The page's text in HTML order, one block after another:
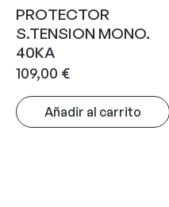
PROTECTOR
S.TENSION MONO.
40KA
109,00 €
Añadir al carrito